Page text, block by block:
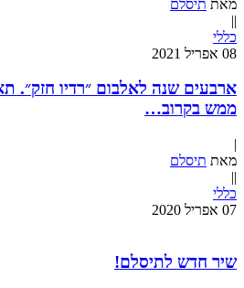
מאת תיסלם
|
|
כללי
08 אפריל 2021
ארבעים שנה לאלבום ״רדיו חזק״.
ממש בקרוב…
|
מאת תיסלם
|
|
כללי
07 אפריל 2020
שיר חדש לתיסלם!